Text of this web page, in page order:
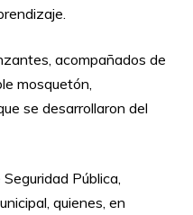
acompañados de
mosquetón,
se desarrollaron del
Pública,
quienes, en